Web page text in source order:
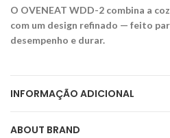
O OVENEAT WDD-2 combina a
com um design refinado — feito
desempenho e durar.
INFORMAÇÃO ADICIONAL
ABOUT BRAND